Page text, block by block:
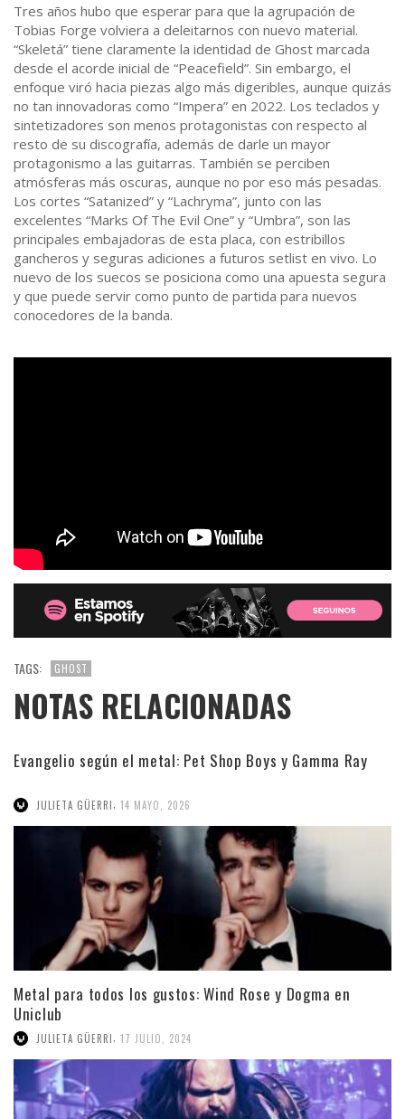
Tres años hubo que esperar para que la agrupación de
Tobias Forge volviera a deleitarnos con nuevo material.
“Skeletá” tiene claramente la identidad de Ghost marcada
desde el acorde inicial de “Peacefield”. Sin embargo, el
enfoque viró hacia piezas algo más digeribles, aunque quizás
no tan innovadoras como “Impera” en 2022. Los teclados y
sintetizadores son menos protagonistas con respecto al
resto de su discografía, además de darle un mayor
protagonismo a las guitarras. También se perciben
atmósferas más oscuras, aunque no por eso más pesadas.
Los cortes “Satanized” y “Lachryma”, junto con las
excelentes “Marks Of The Evil One” y “Umbra”, son las
principales embajadoras de esta placa, con estribillos
gancheros y seguras adiciones a futuros setlist en vivo. Lo
nuevo de los suecos se posiciona como una apuesta segura
y que puede servir como punto de partida para nuevos
conocedores de la banda.
TAGS: GHOST
NOTAS RELACIONADAS
Evangelio según el metal: Pet Shop Boys y Gamma Ray
JULIETA GÜERRI 14 MAYO, 2026
Metal para todos los gustos: Wind Rose y Dogma en
Uniclub
JULIETA GÜERRI 17 JULIO, 2024